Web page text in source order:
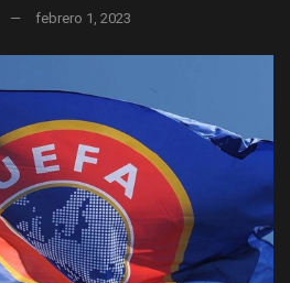
febrero 1, 2023